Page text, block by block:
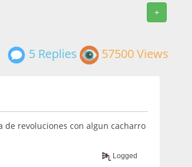
+
5 Replies 57500 Views
revoluciones con algun cacharro
Logged